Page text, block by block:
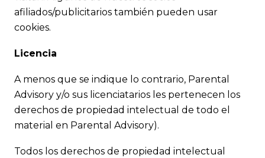
afiliados/publicitarios también pueden usar
cookies.
Licencia
A menos que se indique lo contrario, Parental
Advisory y/o sus licenciatarios les pertenecen los
derechos de propiedad intelectual de todo el
material en Parental Advisory).
Todos los derechos de propiedad intelectual